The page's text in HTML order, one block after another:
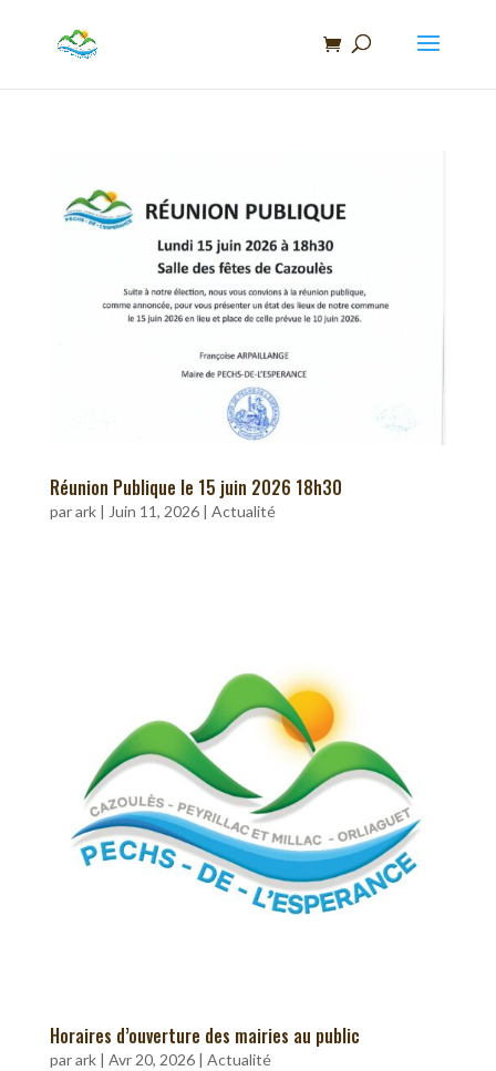
Réunion Publique le 15 juin 2026 18h30
parark| Juin 11, 2026| Actualité
Horaires d’ouverture des mairies au public
parark| Avr 20, 2026| Actualité